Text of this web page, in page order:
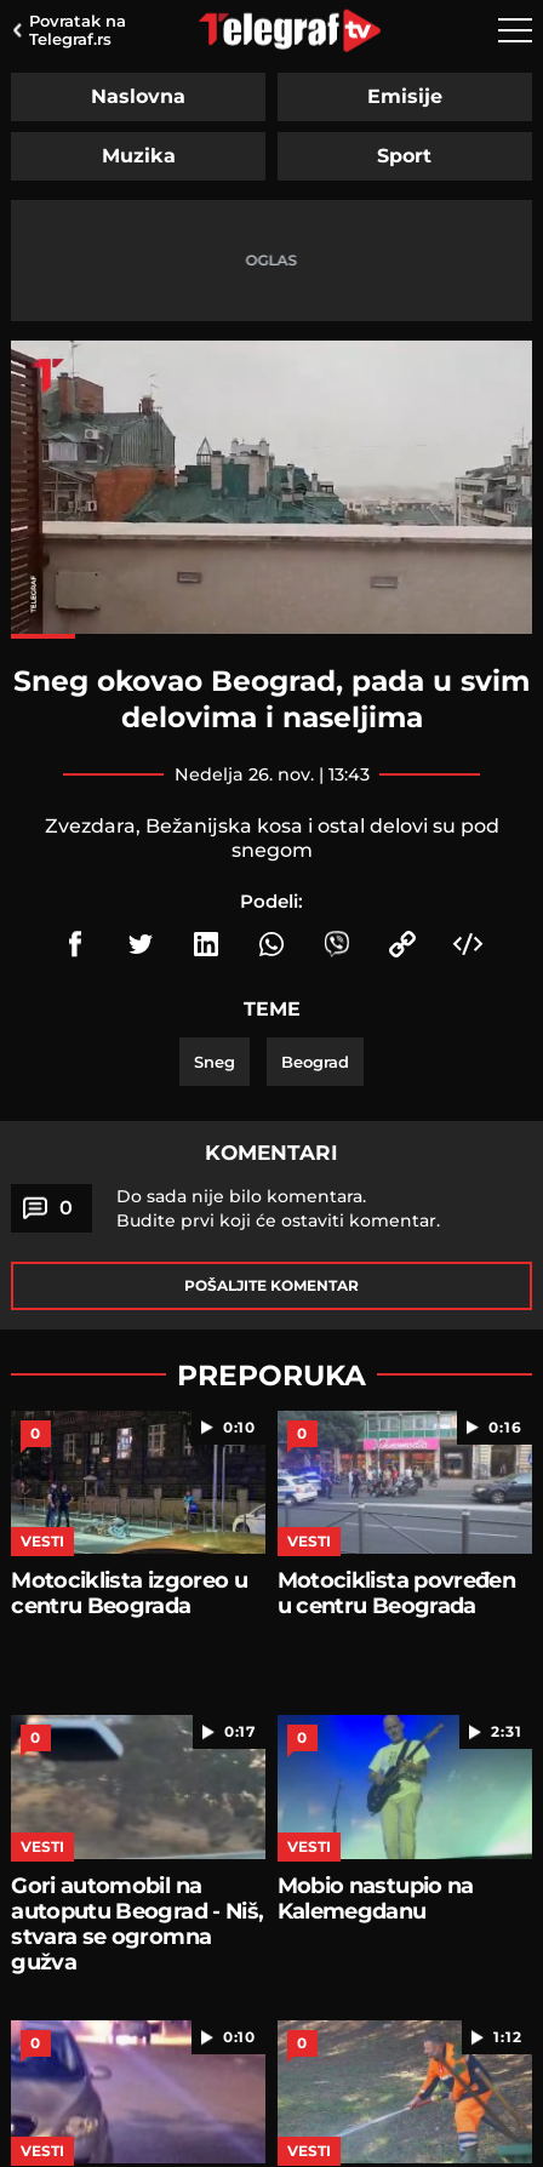
Povratak na
Telegraf.rs
Naslovna Emisije
Muzika Sport
Sneg okovao Beograd, pada u svim
delovima i naseljima
nedelja 26. nov. | 13:43
Zvezdara, Bežanijska kosa i ostal delovi su pod
snegom
Podeli:
TEME
Sneg Beograd
KOMENTARI
0
Do sada nije bilo komentara.
Budite prvi koji će ostaviti komentar.
POŠALJITE KOMENTAR
PREPORUKA
0:10
0
VESTI
Motociklista izgoreo u
centru Beograda
0:16
0
VESTI
Motociklista povređen
u centru Beograda
0:17
0
VESTI
Gori automobil na
autoputu Beograd - Niš,
stvara se ogromna
gužva
2:31
0
VESTI
Mobio nastupio na
Kalemegdanu
0:10
0
VESTI
1:12
0
VESTI